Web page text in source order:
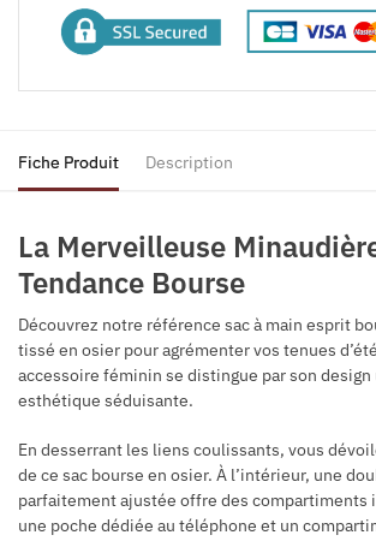
Fiche Produit Description
La Merveilleuse
Tendance Bourse
Découvrez notre référence sac à main esprit
tissé en osier pour agrémenter vos tenues
accessoire féminin se distingue par son design
esthétique séduisante.
En desserrant les liens coulissants, vous
de ce sac bourse en osier. À l’intérieur, une
parfaitement ajustée offre des
une poche dédiée au téléphone et un